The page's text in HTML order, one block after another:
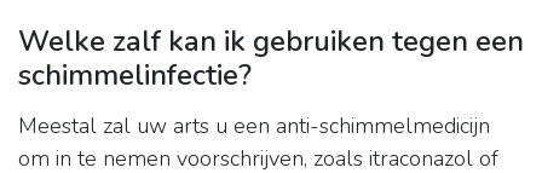
Welke zalf kan ik gebruiken tegen een
schimmelinfectie?
Meestal zal uw arts u een anti-schimmelmedicijn
om in te nemen voorschrijven, zoals itraconazol of